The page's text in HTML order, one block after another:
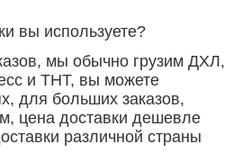
вы используете?
мы обычно грузим ДХЛ,
и ТНТ, вы можете
для больших заказов,
цена доставки дешевле
различной страны